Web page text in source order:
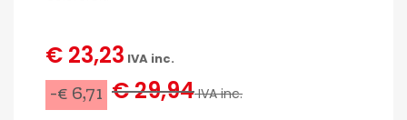
€ 23,23 IVA inc.
-€ 6,71 € 29,94IVA inc.